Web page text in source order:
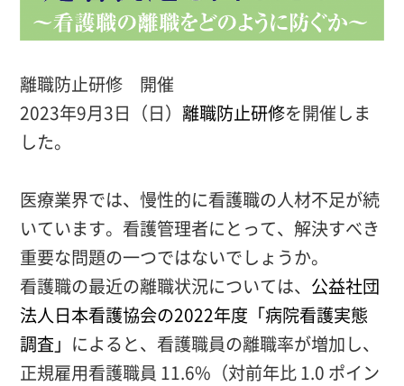
離職防止研修 開催
2023年9月3日（日）離職防止研修を開催しま
した。
医療業界では、慢性的に看護職の人材不足が続
いています。看護管理者にとって、解決すべき
重要な問題の一つではないでしょうか。
看護職の最近の離職状況については、 公益社団
法人日本看護協会の2022年度「病院看護実態
調査」 によると、看護職員の離職率が増加し、
正規雇用看護職員 11.6%（対前年比 1.0 ポイン